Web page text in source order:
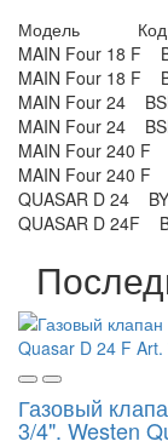
Модель Код
MAIN Four 18 F
MAIN Four 18 F
MAIN Four 24
MAIN Four 24
MAIN Four 240 F
MAIN Four 240 F
QUASAR D 24
QUASAR D 24F
Газовый
3/4". Westen